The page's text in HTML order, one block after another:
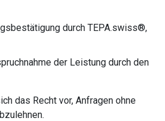
durch TEPA.swiss®,
der Leistung durch den
das Recht vor, Anfragen ohne